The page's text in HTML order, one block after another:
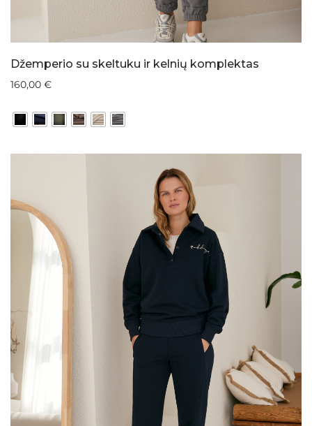
Džemperio su skeltuku ir kelnių komplektas
160,00 €